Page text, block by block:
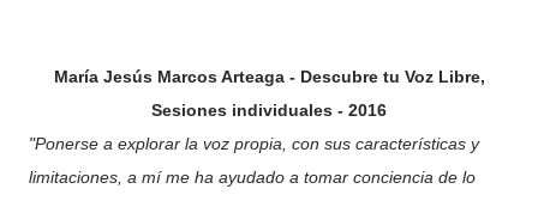
María Jesús Marcos Arteaga - Descubre tu Voz Libre,
Sesiones individuales - 2016
"Ponerse a explorar la voz propia, con sus características y
limitaciones, a mí me ha ayudado a tomar conciencia de lo